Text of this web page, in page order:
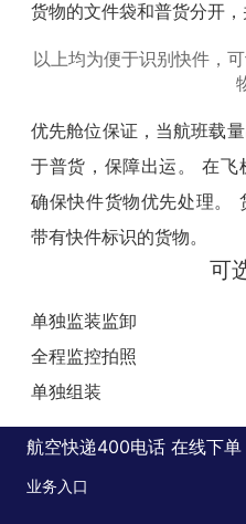
货物的文件袋和普货分开，
以上均为便于识别快件，
优先舱位保证，当航班载
于普货，保障出运。 在飞
确保快件货物优先处理。
带有快件标识的货物。
可
单独监装监卸
全程监控拍照
单独组装
航空快递400电话 在线下单
业务入口